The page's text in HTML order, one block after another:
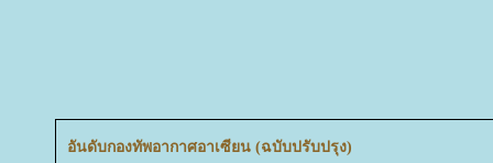
อันดับกองทัพอากาศอาเซียน (ฉบับปรับปรุง)